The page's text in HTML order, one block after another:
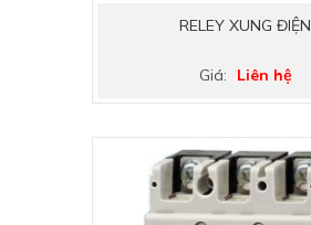
RELEY XUNG ĐIỆN
Giá: Liên hệ